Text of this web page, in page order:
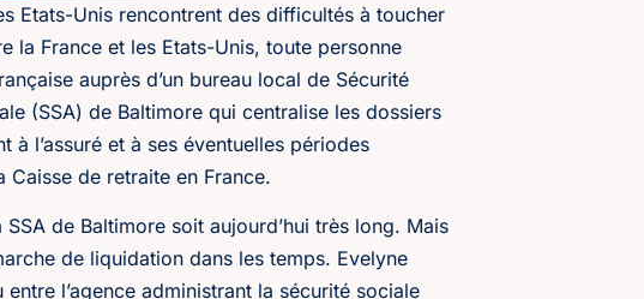
Etats-Unis rencontrent des difficultés à toucher
la France et les Etats-Unis, toute personne
auprès d’un bureau local de Sécurité
(SSA) de Baltimore qui centralise les dossiers
l’assuré et à ses éventuelles périodes
Caisse de retraite en France.
de Baltimore soit aujourd’hui très long. Mais
de liquidation dans les temps. Evelyne
l’agence administrant la sécurité sociale